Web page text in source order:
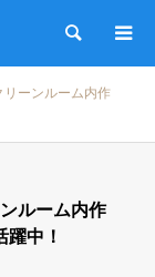
検索
ーンルーム内作
ルーム内作
中！